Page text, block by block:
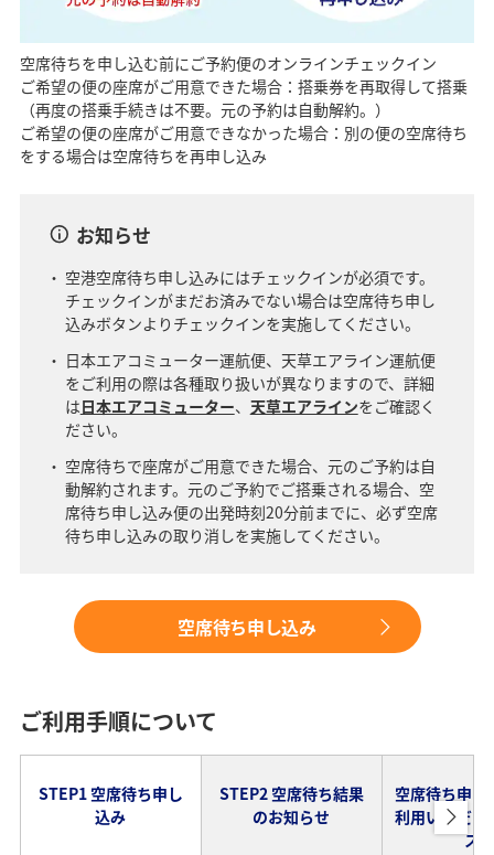
空席待ちを申し込む前にご予約便のオンラインチェックイン
ご希望の便の座席がご用意できた場合：搭乗券を再取得して搭乗
（再度の搭乗手続きは不要。元の予約は自動解約。）
ご希望の便の座席がご用意できなかった場合：別の便の空席待ち
をする場合は空席待ちを再申し込み
お知らせ
空港空席待ち申し込みにはチェックインが必須です。
チェックインがまだお済みでない場合は空席待ち申し
込みボタンよりチェックインを実施してください。
日本エアコミューター運航便、天草エアライン運航便
をご利用の際は各種取り扱いが異なりますので、詳細
は日本エアコミューター、 天草エアラインをご確認く
ださい。
空席待ちで座席がご用意できた場合、元のご予約は自
動解約されます。元のご予約でご搭乗される場合、空
席待ち申し込み便の出発時刻20分前までに、必ず空席
待ち申し込みの取り消しを実施してください。
空席待ち申し込み
ご利用手順について
STEP1 空席待ち申し
込み
STEP2 空席待ち結果
のお知らせ
空席待ち申し
利用いただけ
ス